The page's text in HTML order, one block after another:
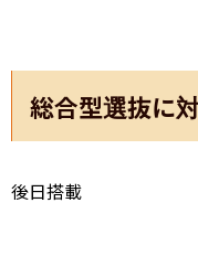
総合型選抜に
後日搭載